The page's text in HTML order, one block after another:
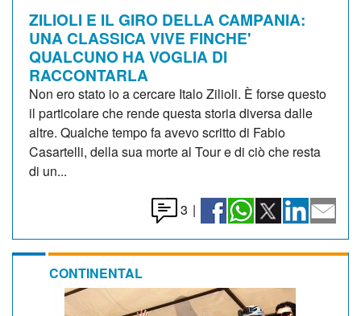
ZILIOLI E IL GIRO DELLA CAMPANIA:
UNA CLASSICA VIVE FINCHE'
QUALCUNO HA VOGLIA DI
RACCONTARLA
Non ero stato io a cercare Italo Zilioli. È forse questo
il particolare che rende questa storia diversa dalle
altre. Qualche tempo fa avevo scritto di Fabio
Casartelli, della sua morte al Tour e di ciò che resta
di un...
3 |
CONTINENTAL